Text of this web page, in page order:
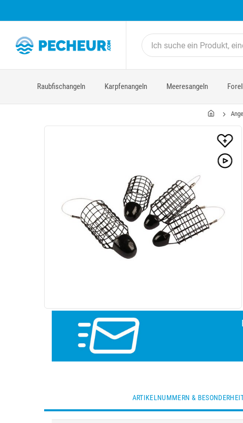
Raubfischangeln Karpfenangeln Meeresangeln
ARTIKELNUMMERN &